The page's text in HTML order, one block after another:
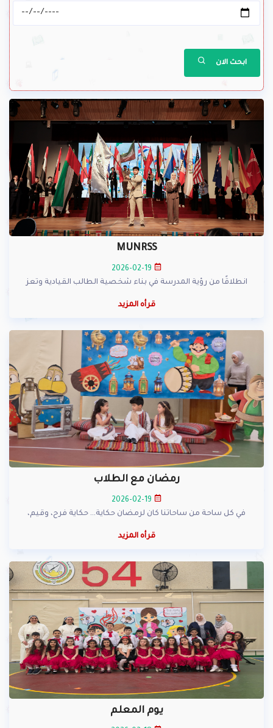
ابحث الان
MUNRSS
انطلاقًا من رؤية المدرسة في بناء شخصية الطالب القيادية وتعز
قرأه المزيد
رمضان مع الطلاب
في كل ساحة من ساحاتنا كان لرمضان حكاية… حكاية فرح، وقيم،
قرأه المزيد
يوم المعلم